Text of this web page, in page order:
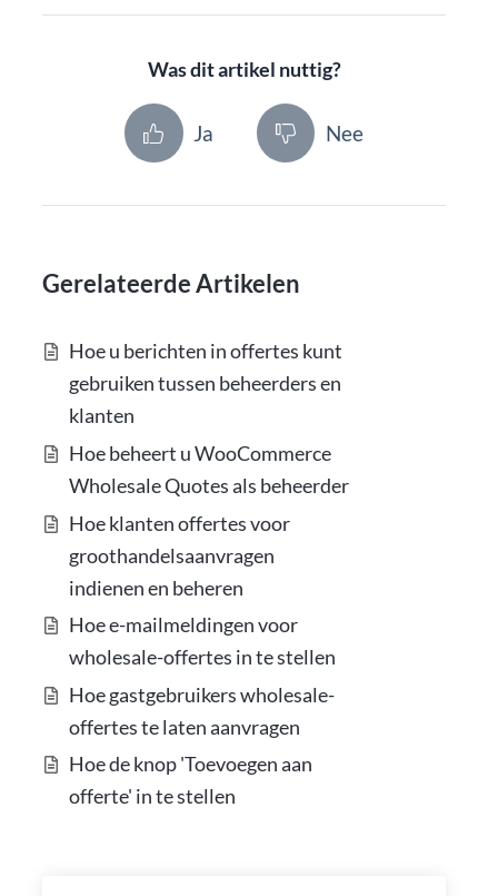
Was dit artikel nuttig?
Ja Nee
Gerelateerde Artikelen
Hoe u berichten in offertes kunt
gebruiken tussen beheerders en
klanten
Hoe beheert u WooCommerce
Wholesale Quotes als beheerder
Hoe klanten offertes voor
groothandelsaanvragen
indienen en beheren
Hoe e-mailmeldingen voor
wholesale-offertes in te stellen
Hoe gastgebruikers wholesale-
offertes te laten aanvragen
Hoe de knop 'Toevoegen aan
offerte' in te stellen